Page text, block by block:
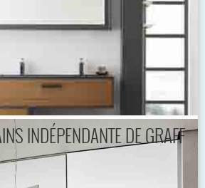
INDÉPENDANTE DE GRAFF